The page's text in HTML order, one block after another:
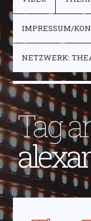
IMPRESSUM/
NETZWERK:
Tag